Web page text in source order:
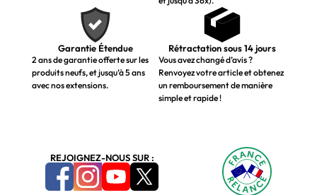
Garantie Étendue
2 ans de garantie offerte sur les
produits neufs, et jusqu’à 5 ans
avec nos extensions.
Rétractation sous 14 jours
Vous avez changé d’avis ?
Renvoyez votre article et obtenez
un remboursement de manière
simple et rapide !
REJOIGNEZ-NOUS SUR :